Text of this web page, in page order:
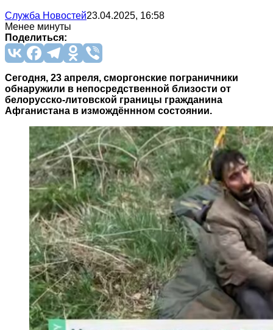
Служба Новостей23.04.2025, 16:58
Менее минуты
Поделиться:
Сегодня, 23 апреля, сморгонские пограничники
обнаружили в непосредственной близости от
белорусско-литовской границы гражданина
Афганистана в измождённном состоянии.